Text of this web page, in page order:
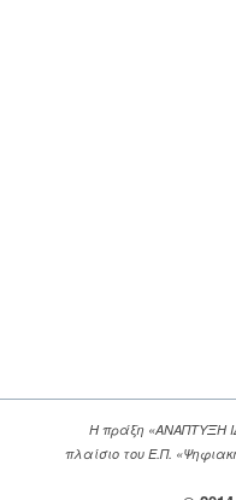
Η πράξη «ΑΝΑΠΤΥΞΗ
πλαίσιο του Ε.Π.